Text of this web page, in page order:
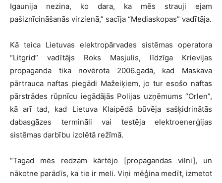
Igaunija nezina, ko dara, ka mēs strauji ejam
pašiznīcināšanās virzienā,” sacīja “Mediaskopas” vadītāja.
Kā teica Lietuvas elektropārvades sistēmas operatora
“Litgrid” vadītājs Roks Masjulis, līdzīga Krievijas
propaganda tika novērota 2006.gadā, kad Maskava
pārtrauca naftas piegādi Mažeiķiem, jo tur esošo naftas
pārstrādes rūpnīcu iegādājās Polijas uzņēmums “Orlen”,
kā arī tad, kad Lietuva Klaipēdā būvēja sašķidrinātās
dabasgāzes termināli vai testēja elektroenerģijas
sistēmas darbību izolētā režīmā.
“Tagad mēs redzam kārtējo [propagandas vilni], un
nākotne parādīs, ka tie ir meli. Viņi mēģina medīt, izmetot